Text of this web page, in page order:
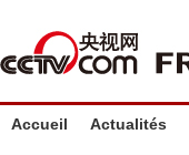
Accueil Actualités